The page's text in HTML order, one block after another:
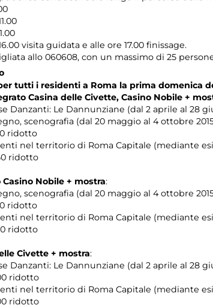
visita guidata e alle ore 17.00 finissage.
allo 060608, con un massimo di 25
tutti i residenti a Roma la prima domenica
Casina delle Civette, Casino Nobile +
Danzanti: Le Dannunziane (dal 2 aprile al 28
scenografia (dal 20 maggio al 4 ottobre
ridotto
nel territorio di Roma Capitale (mediante
ridotto
Nobile + mostra:
scenografia (dal 20 maggio al 4 ottobre
ridotto
nel territorio di Roma Capitale (mediante
ridotto
Civette + mostra:
Danzanti: Le Dannunziane (dal 2 aprile al 28
ridotto
nel territorio di Roma Capitale (mediante
ridotto